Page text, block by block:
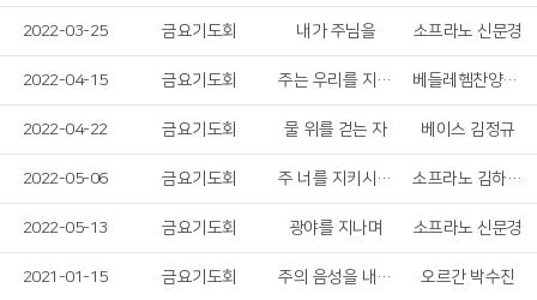
2022-03-25 금요기도회 내가 주님을 소프라노 신문경
2022-04-15 금요기도회 주는 우리를 지키시네 베들레헴찬양대 오케스트라
2022-04-22 금요기도회 물 위를 걷는 자 베이스 김정규
2022-05-06 금요기도회 주 너를 지키시고 복 주시리니 소프라노 김하나, 엘토 김주애
2022-05-13 금요기도회 광야를 지나며 소프라노 신문경
2021-01-15 금요기도회 주의 음성을 내가 들으니 오르간 박수진